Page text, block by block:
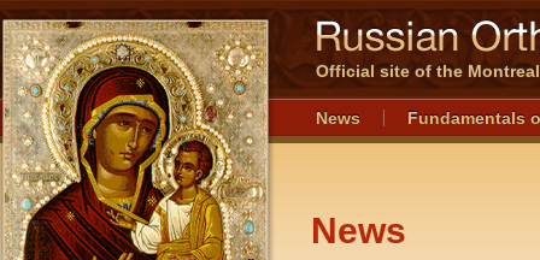
Official site of the
News Fundamentals
News